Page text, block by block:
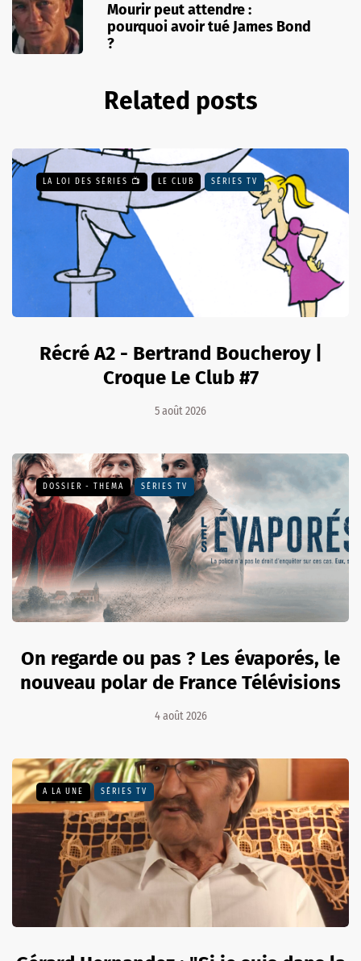
Mourir peut attendre :
pourquoi avoir tué James Bond
?
Related posts
LA LOI DES SÉRIES 📺 LE CLUB SÉRIES TV
Récré A2 - Bertrand Boucheroy |
Croque Le Club #7
5 août 2026
DOSSIER - THEMA SÉRIES TV
On regarde ou pas ? Les évaporés, le
nouveau polar de France Télévisions
4 août 2026
A LA UNE SÉRIES TV